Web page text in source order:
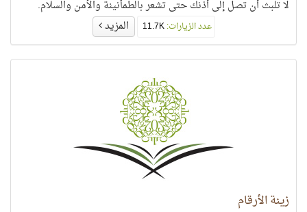
لا تلبث أن تصل إلى أذنك حتى تشعر بالطمأنينة والأمن والسلام.
عدد الزيارات:11.7K المزيد
زينة الأرقام